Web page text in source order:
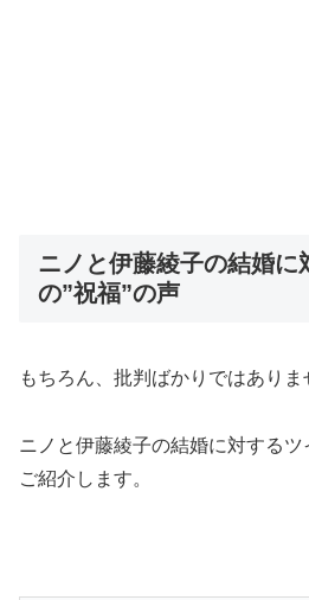
ニノと伊藤綾子の結婚に
の”祝福”の声
もちろん、批判ばかりではありま
ニノと伊藤綾子の結婚に対するツ
ご紹介します。